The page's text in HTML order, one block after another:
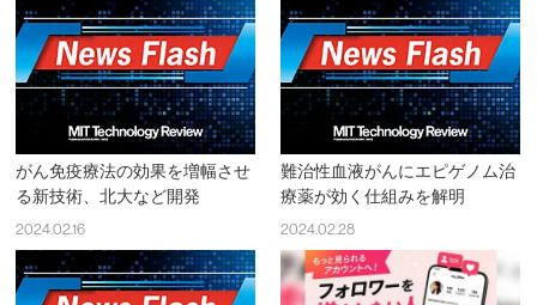
がん免疫療法の効果を増幅させ
る新技術、北大など開発
2024.02.16
難治性血液がんにエピゲノム治
療薬が効く仕組みを解明
2024.02.28